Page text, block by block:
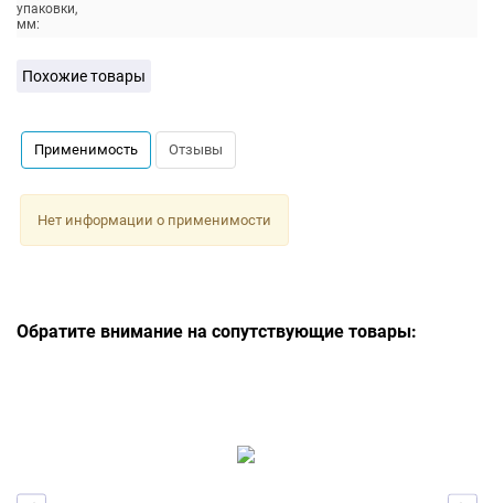
упаковки,
мм:
Похожие товары
Применимость Отзывы
Нет информации о применимости
Обратите внимание на сопутствующие товары: